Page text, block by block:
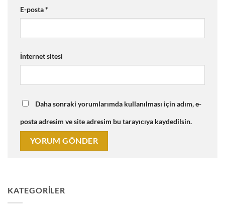
E-posta*
İnternet sitesi
Daha sonraki yorumlarımda kullanılması için adım, e-
posta adresim ve site adresim bu tarayıcıya kaydedilsin.
KATEGORILER